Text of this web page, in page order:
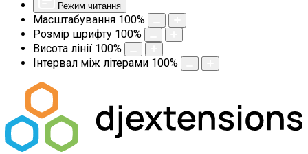
Режим читання
Масштабування 100%
Розмір шрифту 100%
Висота лінії 100%
Інтервал між літерами 100%